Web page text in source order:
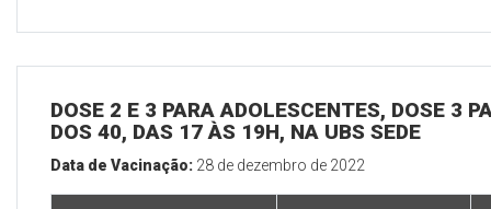
DOSE 2 E 3 PARA ADOLESCENTES, DOSE 3
DOS 40, DAS 17 ÀS 19H, NA UBS SEDE
Data de Vacinação: 28 de dezembro de 2022